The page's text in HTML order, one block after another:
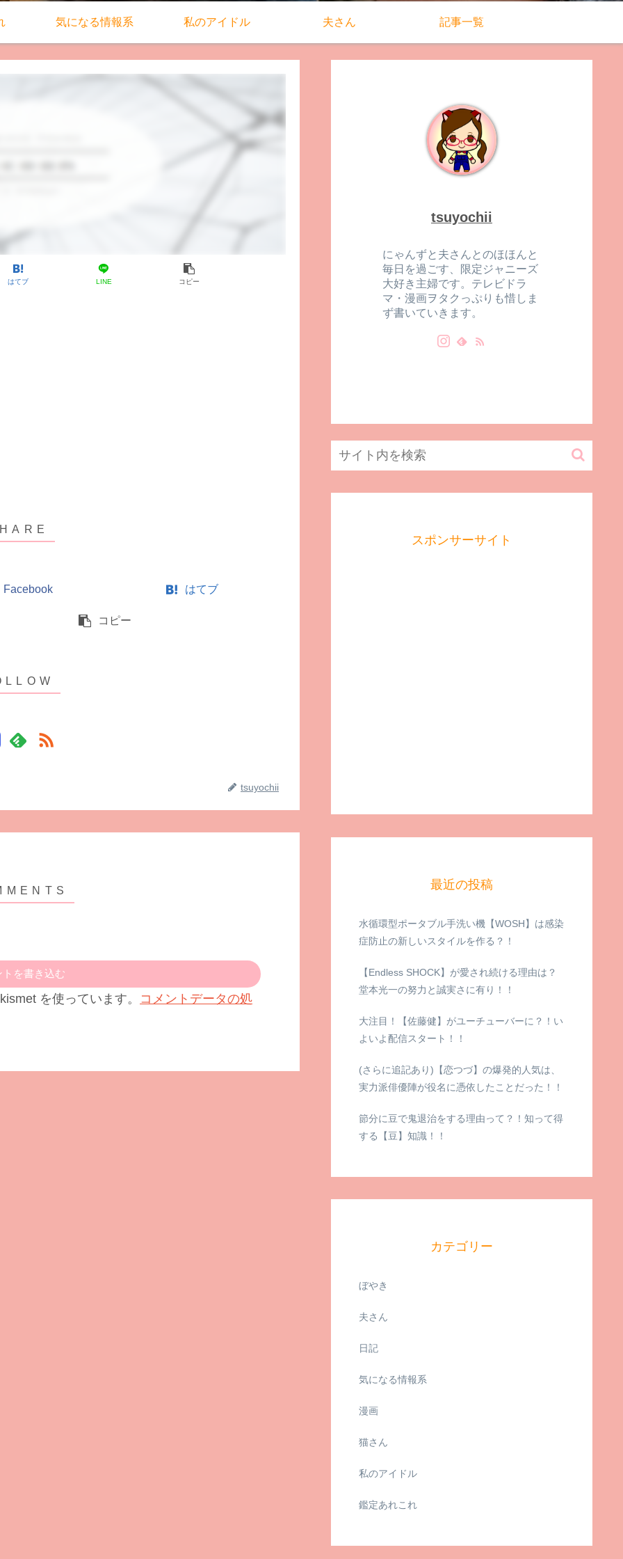
気になる情報系 私のアイドル 夫さん 記事一覧
はてブ LINE コピー
Facebook はてブ
コピー
tsuyochii
を書き込む
を使っています。 コメントデータの処
tsuyochii
にゃんずと夫さんとのほほんと
毎日を過ごす、限定ジャニーズ
大好き主婦です。テレビドラ
マ・漫画ヲタクっぷりも惜しま
ず書いていきます。
スポンサーサイト
最近の投稿
水循環型ポータブル手洗い機【WOSH】は感染
症防止の新しいスタイルを作る？！
【Endless SHOCK】が愛され続ける理由は？
堂本光一の努力と誠実さに有り！！
大注目！【佐藤健】がユーチューバーに？！い
よいよ配信スタート！！
(さらに追記あり)【恋つづ】の爆発的人気は、
実力派俳優陣が役名に憑依したことだった！！
節分に豆で鬼退治をする理由って？！知って得
する【豆】知識！！
カテゴリー
ぼやき
夫さん
日記
気になる情報系
漫画
猫さん
私のアイドル
鑑定あれこれ